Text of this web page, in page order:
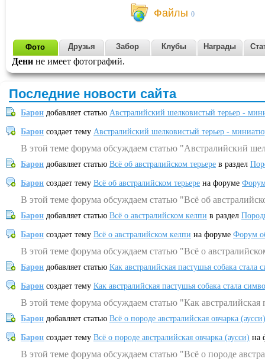
Файлы 0
Фото Друзья Забор Клубы Награды
Дени не имеет фотографий.
Последние новости сайта
Барон добавляет статью Австралийский шелковистый терьер -
Барон создает тему Австралийский шелковистый терьер -
В этой теме форума обсуждаем статью "Австралийский
Барон добавляет статью Всё об австралийском терьере в раздел
Барон создает тему Всё об австралийском терьере на форуме
В этой теме форума обсуждаем статью "Всё об
Барон добавляет статью Всё о австралийском келпи в раздел
Барон создает тему Всё о австралийском келпи на форуме Форум
В этой теме форума обсуждаем статью "Всё о
Барон добавляет статью Как австралийская пастушья собака
Барон создает тему Как австралийская пастушья собака стала
В этой теме форума обсуждаем статью "Как
Барон добавляет статью Всё о породе австралийская овчарка (аусси)
Барон создает тему Всё о породе австралийская овчарка (аусси) на
В этой теме форума обсуждаем статью "Всё о породе